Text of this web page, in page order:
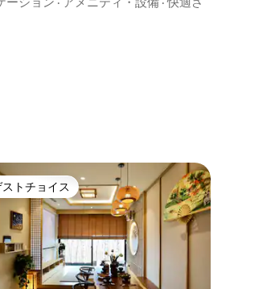
つ星中5.0つ星の平均評価
ストチョイス
トチョイス